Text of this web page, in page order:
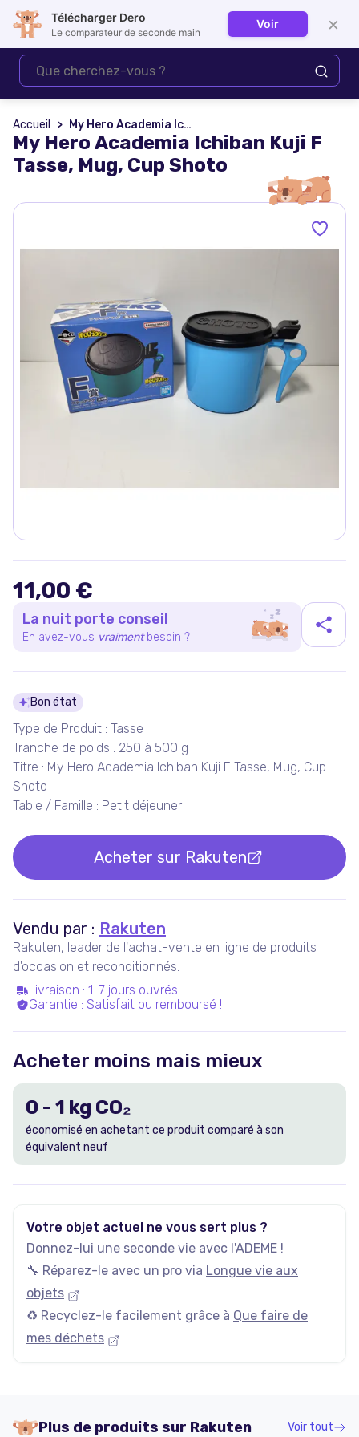
Se connecter
Accueil My Hero Academia Ichiban Kuji F Tasse, Mug, Cup Shoto
My Hero Academia Ichiban Kuji F
Tasse, Mug, Cup Shoto
11,00 €
La nuit porte conseil
En avez-vous vraiment besoin ?
Détails du produit
Bon état
Type de Produit : Tasse
Tranche de poids : 250 à 500 g
Titre : My Hero Academia Ichiban Kuji F Tasse, Mug, Cup
Shoto
Table / Famille : Petit déjeuner
Acheter sur Rakuten
Vendu par : Rakuten
Rakuten, leader de l'achat-vente en ligne de produits
d'occasion et reconditionnés.
Livraison : 1-7 jours ouvrés
Garantie : Satisfait ou remboursé !
Acheter moins mais mieux
0 - 1 kg CO₂
économisé en achetant ce produit comparé à son
équivalent neuf
Votre objet actuel ne vous sert plus ?
Donnez-lui une seconde vie avec l'ADEME !
🔧 Réparez-le avec un pro via Longue vie aux
objets
♻️ Recyclez-le facilement grâce à Que faire de
mes déchets
Plus de produits sur Rakuten Voir tout
Télécharger Dero
Le comparateur de seconde main
Voir ×